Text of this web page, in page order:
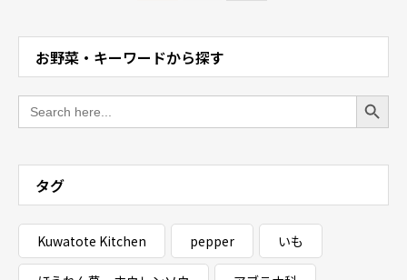
お野菜・キーワードから探す
Search
for:
Search Button
タグ
Kuwatote Kitchen pepper いも